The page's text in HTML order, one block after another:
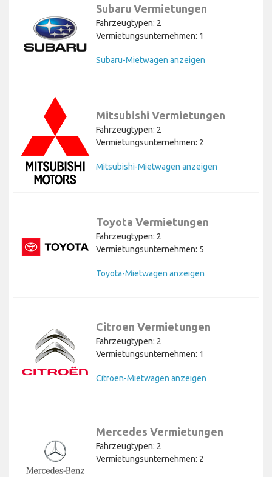
Subaru Vermietungen
Fahrzeugtypen: 2
Vermietungsunternehmen: 1
Subaru-Mietwagen anzeigen
Mitsubishi Vermietungen
Fahrzeugtypen: 2
Vermietungsunternehmen: 2
Mitsubishi-Mietwagen anzeigen
Toyota Vermietungen
Fahrzeugtypen: 2
Vermietungsunternehmen: 5
Toyota-Mietwagen anzeigen
Citroen Vermietungen
Fahrzeugtypen: 2
Vermietungsunternehmen: 1
Citroen-Mietwagen anzeigen
Mercedes Vermietungen
Fahrzeugtypen: 2
Vermietungsunternehmen: 2